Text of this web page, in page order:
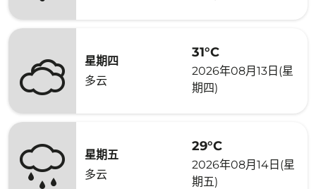
星期四
多云
31°C
2026年08月13日(星
期四)
星期五
多云
29°C
2026年08月14日(星
期五)